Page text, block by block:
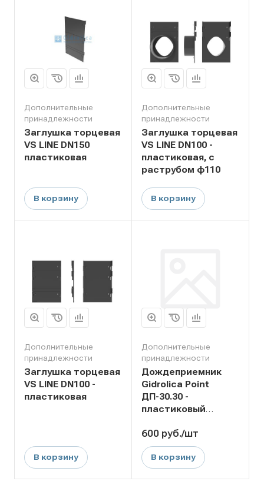
Дополнительные
принадлежности
Заглушка торцевая
VS LINE DN150
пластиковая
В корзину
Дополнительные
принадлежности
Заглушка торцевая
VS LINE DN100 -
пластиковая, с
раструбом ф110
В корзину
Дополнительные
принадлежности
Заглушка торцевая
VS LINE DN100 -
пластиковая
В корзину
Дополнительные
принадлежности
Дождеприемник
Gidrolica Point
ДП-30.30 -
пластиковый
600 руб./шт
В корзину